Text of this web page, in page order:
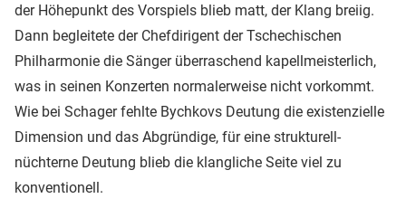
der Höhepunkt des Vorspiels blieb matt, der Klang breiig.
Dann begleitete der Chefdirigent der Tschechischen
Philharmonie die Sänger überraschend kapellmeisterlich,
was in seinen Konzerten normalerweise nicht vorkommt.
Wie bei Schager fehlte Bychkovs Deutung die existenzielle
Dimension und das Abgründige, für eine strukturell-
nüchterne Deutung blieb die klangliche Seite viel zu
konventionell.